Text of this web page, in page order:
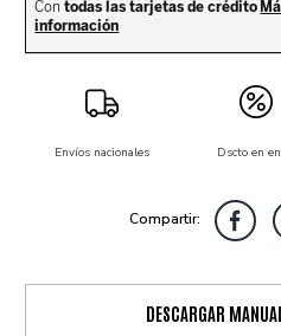
Envíos nacionales Dscto en
DESCARGAR